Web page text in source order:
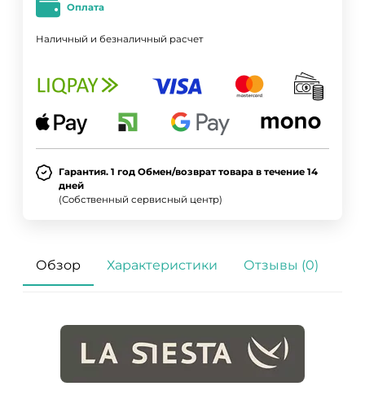
Оплата
Наличный и безналичный расчет
Гарантия. 1 год Обмен/возврат товара в течение 14
дней
(Собственный сервисный центр)
Обзор Характеристики Отзывы (0)